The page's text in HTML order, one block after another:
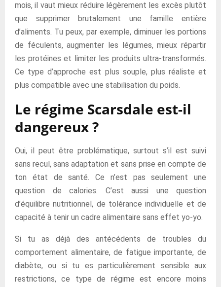
mois, il vaut mieux réduire légèrement les excès plutôt
que supprimer brutalement une famille entière
d’aliments. Tu peux, par exemple, diminuer les portions
de féculents, augmenter les légumes, mieux répartir
les protéines et limiter les produits ultra-transformés.
Ce type d’approche est plus souple, plus réaliste et
plus compatible avec une stabilisation du poids.
Le régime Scarsdale est-il
dangereux ?
Oui, il peut être problématique, surtout s’il est suivi
sans recul, sans adaptation et sans prise en compte de
ton état de santé. Ce n’est pas seulement une
question de calories. C’est aussi une question
d’équilibre nutritionnel, de tolérance individuelle et de
capacité à tenir un cadre alimentaire sans effet yo-yo.
Si tu as déjà des antécédents de troubles du
comportement alimentaire, de fatigue importante, de
diabète, ou si tu es particulièrement sensible aux
restrictions, ce type de régime est encore moins